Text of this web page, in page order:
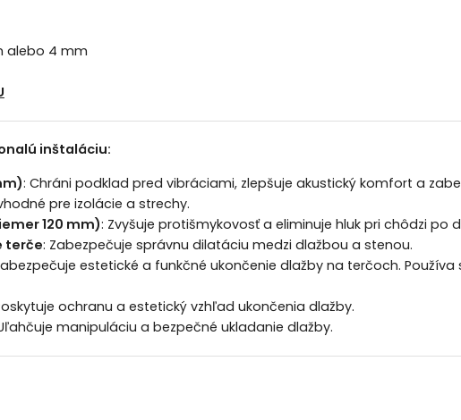
alebo 4 mm
inštaláciu:
: Chráni podklad pred vibráciami, zlepšuje akustický komfort a
pre izolácie a strechy.
120 mm): Zvyšuje protišmykovosť a eliminuje hluk pri chôdzi po
terče: Zabezpečuje správnu dilatáciu medzi dlažbou a stenou.
estetické a funkčné ukončenie dlažby na terčoch. Používa
ochranu a estetický vzhľad ukončenia dlažby.
manipuláciu a bezpečné ukladanie dlažby.